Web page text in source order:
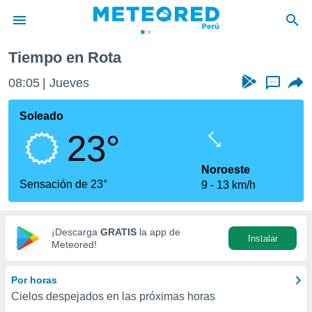
de
ha sido
calidad.
a este
las
y
digital
basada
Tiempo en Rota
08:05 Jueves ...
Soleado
23°
Sensación de 23°
Noroeste
9
13 km/h
¡Descarga GRATIS la app de
Meteored!
Instalar
Por horas
Cielos despejados en las próximas horas